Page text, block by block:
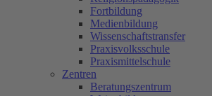
Fortbildung
Medienbildung
Wissenschaftstransfer
Praxisvolksschule
Praxismittelschule
Zentren
Beratungszentrum